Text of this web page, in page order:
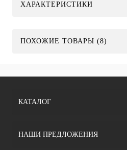
ХАРАКТЕРИСТИКИ
ПОХОЖИЕ ТОВАРЫ (8)
КАТАЛОГ
НАШИ ПРЕДЛОЖЕНИЯ